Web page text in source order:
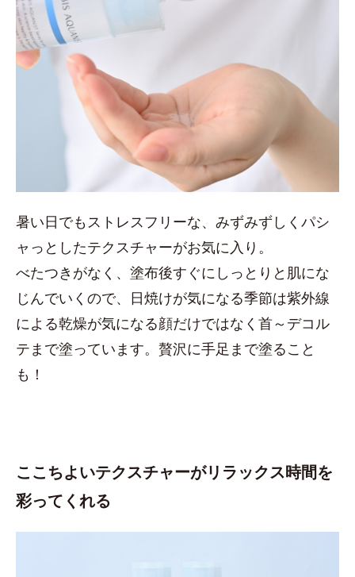
暑い日でもストレスフリーな、みずみずしくパシ
ャっとしたテクスチャーがお気に入り。
べたつきがなく、塗布後すぐにしっとりと肌にな
じんでいくので、日焼けが気になる季節は紫外線
による乾燥が気になる顔だけではなく首～デコル
テまで塗っています。贅沢に手足まで塗ること
も！
ここちよいテクスチャーがリラックス時間を
彩ってくれる